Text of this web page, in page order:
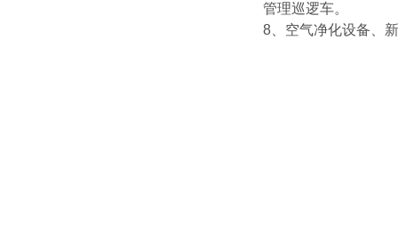
管理巡逻车。
8、空气净化设备、